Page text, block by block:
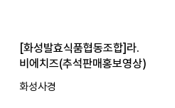
[화성발효식품협동조합]라.
비에치즈(추석판매홍보영상)
화성사경